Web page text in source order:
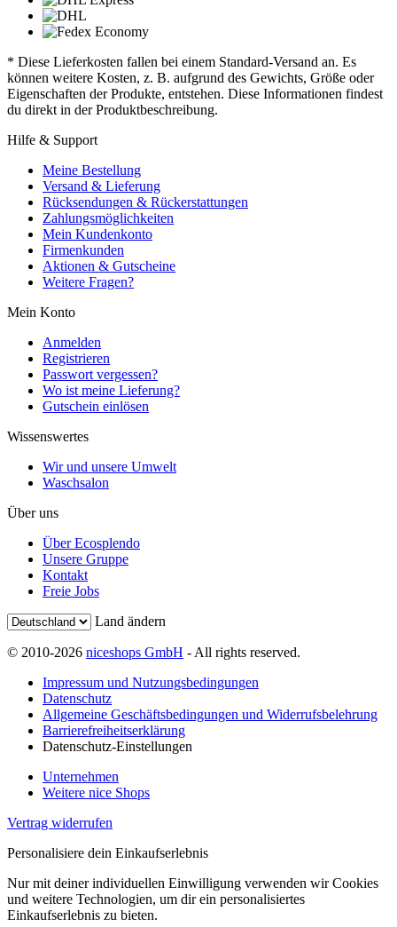
* Diese Lieferkosten fallen bei einem Standard-Versand an. Es
können weitere Kosten, z. B. aufgrund des Gewichts, Größe oder
Eigenschaften der Produkte, entstehen. Diese Informationen findest
du direkt in der Produktbeschreibung.
Hilfe & Support
Meine Bestellung
Versand & Lieferung
Rücksendungen & Rückerstattungen
Zahlungsmöglichkeiten
Mein Kundenkonto
Firmenkunden
Aktionen & Gutscheine
Weitere Fragen?
Mein Konto
Anmelden
Registrieren
Passwort vergessen?
Wo ist meine Lieferung?
Gutschein einlösen
Wissenswertes
Wir und unsere Umwelt
Waschsalon
Über uns
Über Ecosplendo
Unsere Gruppe
Kontakt
Freie Jobs
Land ändern
© 2010-2026 niceshops GmbH - All rights reserved.
Impressum und Nutzungsbedingungen
Datenschutz
Allgemeine Geschäftsbedingungen und Widerrufsbelehrung
Barrierefreiheitserklärung
Datenschutz-Einstellungen
Unternehmen
Weitere nice Shops
Vertrag widerrufen
Personalisiere dein Einkaufserlebnis
Nur mit deiner individuellen Einwilligung verwenden wir Cookies
und weitere Technologien, um dir ein personalisiertes
Einkaufserlebnis zu bieten.